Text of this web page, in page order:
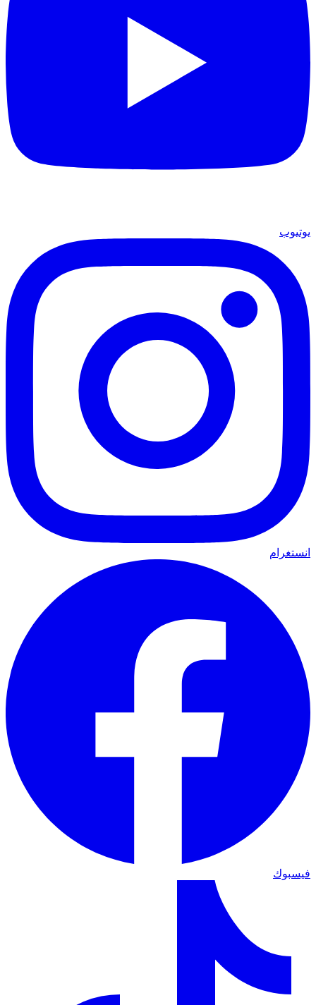
يوتيوب
انستغرام
فيسبوك